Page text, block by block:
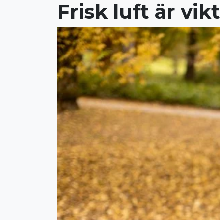
Frisk luft är